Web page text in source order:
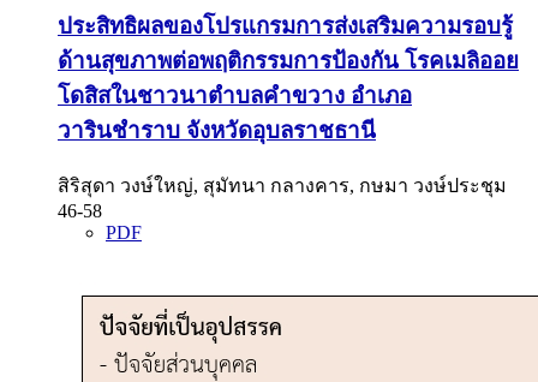
ประสิทธิผลของโปรแกรมการส่งเสริมความรอบรู้
ด้านสุขภาพต่อพฤติกรรมการป้องกัน โรคเมลิออย
โดสิสในชาวนาตำบลคำขวาง อำเภอ
วารินชำราบ จังหวัดอุบลราชธานี
สิริสุดา วงษ์ใหญ่, สุมัทนา กลางคาร, กษมา วงษ์ประชุม
46-58
PDF